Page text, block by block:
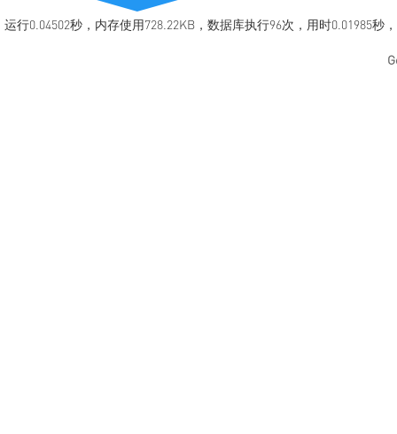
运行0.04502秒，内存使用728.22KB，数据库执行96次，用时0.01985秒